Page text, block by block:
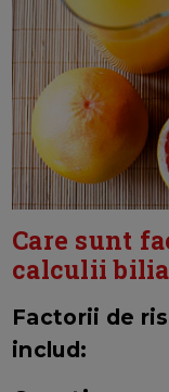
Care sunt
calculii
Factorii de
includ: